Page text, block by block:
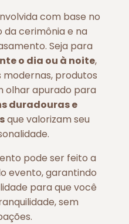
com base no
da cerimônia e na
Seja para
o dia ou à noite,
modernas, produtos
olhar apurado para
duradouras e
que valorizam seu
pode ser feito a
evento, garantindo
para que você
sem